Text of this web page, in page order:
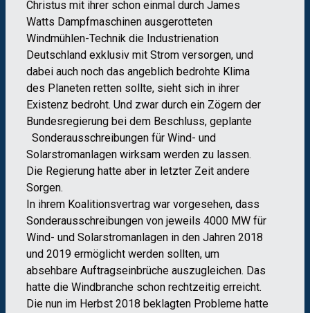
Christus mit ihrer schon einmal durch James
Watts Dampfmaschinen ausgerotteten
Windmühlen-Technik die Industrienation
Deutschland exklusiv mit Strom versorgen, und
dabei auch noch das angeblich bedrohte Klima
des Planeten retten sollte, sieht sich in ihrer
Existenz bedroht. Und zwar durch ein Zögern der
Bundesregierung bei dem Beschluss, geplante
Sonderausschreibungen für Wind- und
Solarstromanlagen wirksam werden zu lassen.
Die Regierung hatte aber in letzter Zeit andere
Sorgen.
In ihrem Koalitionsvertrag war vorgesehen, dass
Sonderausschreibungen von jeweils 4000 MW für
Wind- und Solarstromanlagen in den Jahren 2018
und 2019 ermöglicht werden sollten, um
absehbare Auftragseinbrüche auszugleichen. Das
hatte die Windbranche schon rechtzeitig erreicht.
Die nun im Herbst 2018 beklagten Probleme hatte